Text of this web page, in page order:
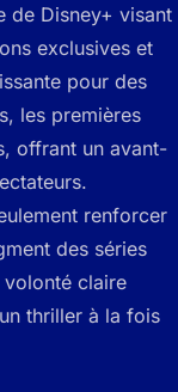
de Disney+ visant
exclusives et
pour des
les premières
offrant un avant-
renforcer
des séries
volonté claire
thriller à la fois